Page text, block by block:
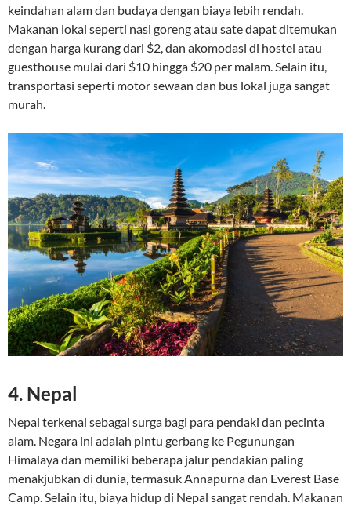
keindahan alam dan budaya dengan biaya lebih rendah.
Makanan lokal seperti nasi goreng atau sate dapat ditemukan
dengan harga kurang dari $2, dan akomodasi di hostel atau
guesthouse mulai dari $10 hingga $20 per malam. Selain itu,
transportasi seperti motor sewaan dan bus lokal juga sangat
murah.
4. Nepal
Nepal terkenal sebagai surga bagi para pendaki dan pecinta
alam. Negara ini adalah pintu gerbang ke Pegunungan
Himalaya dan memiliki beberapa jalur pendakian paling
menakjubkan di dunia, termasuk Annapurna dan Everest Base
Camp. Selain itu, biaya hidup di Nepal sangat rendah. Makanan